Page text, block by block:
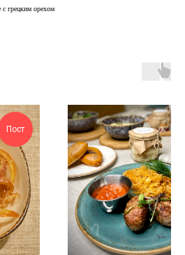
грецким орехом
Пост